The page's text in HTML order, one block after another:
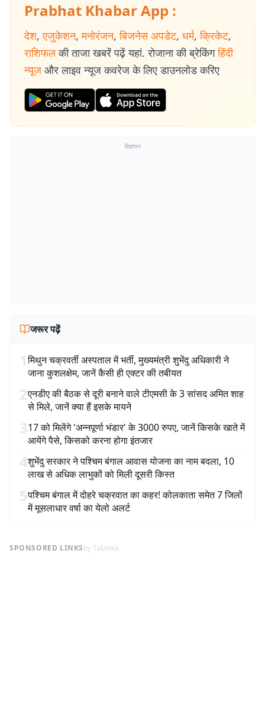
Prabhat Khabar App :
देश, एजुकेशन, मनोरंजन, बिजनेस अपडेट, धर्म, क्रिकेट,
राशिफल की ताजा खबरें पढ़ें यहां. रोजाना की ब्रेकिंग हिंदी
न्यूज और लाइव न्यूज कवरेज के लिए डाउनलोड करिए
विज्ञापन
जरूर पढ़ें
1मिथुन चक्रवर्ती अस्पताल में भर्ती, मुख्यमंत्री शुभेंदु अधिकारी ने
जाना कुशलक्षेम, जानें कैसी ही एक्टर की तबीयत
2एनडीए की बैठक से दूरी बनाने वाले टीएमसी के 3 सांसद अमित शाह
से मिले, जानें क्या हैं इसके मायने
317 को मिलेंगे 'अन्नपूर्णा भंडार' के 3000 रुपए, जानें किसके खाते में
आयेंगे पैसे, किसको करना होगा इंतजार
4शुभेंदु सरकार ने पश्चिम बंगाल आवास योजना का नाम बदला, 10
लाख से अधिक लाभुकों को मिली दूसरी किस्त
5पश्चिम बंगाल में दोहरे चक्रवात का कहर! कोलकाता समेत 7 जिलों
में मूसलाधार वर्षा का येलो अलर्ट
SPONSORED LINKSby Taboola